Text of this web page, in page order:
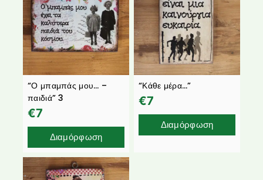
“Ο μπαμπάς μου… –
παιδιά” 3
€7
Διαμόρφωση
“Κάθε μέρα…”
€7
Διαμόρφωση